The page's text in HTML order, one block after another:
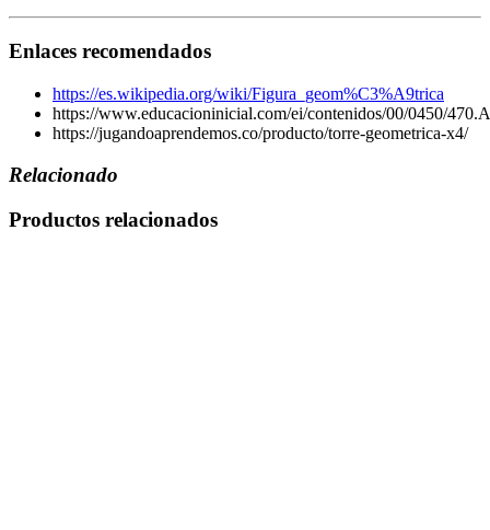
Enlaces recomendados
https://es.wikipedia.org/wiki/Figura_geom%C3%A9trica
https://www.educacioninicial.com/ei/contenidos/00/0450/
https://jugandoaprendemos.co/producto/torre-geometrica-x4/
Relacionado
Productos relacionados